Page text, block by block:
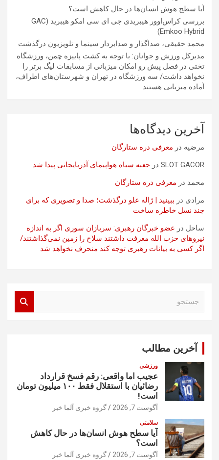
آیا سطح هوش انسان‌ها در حال کاهش است؟
بررسی کراس‌اوور هیبریدی جی ای سی امکو هیبرید (GAC
Emkoo Hybrid)
محمد حقیقی، صداگذار و صدابردار سینما و تلویزیون درگذشت
مدیرکل ورزش و جوانان: با توجه به کشت پاییزه چمن، ورزشگاه
تختی در فصل پیش رو امکان میزبانی از مسابقات لیگ برتر را
نخواهد داشت/ سه ورزشگاه در تهران و شهرستان‌های اطراف،
آماده میزبانی هستند
آخرین دیدگاه‌ها
مرضیه در معرفی دره ستارگان
SLOT GACOR در جعبه سیاه هواپیمای آذربایجانی پیدا شد
محمد در معرفی دره ستارگان
مرادی در ببینید | ژاله علو درگذشت؛ صدا و تصویری که برای
چند نسل خاطره ساخت
ساحل در عضو خبرگان رهبری: سربازان سوری اگر به اندازه
نیروهای حزب الله معرفت داشتند سلاح را زمین نمی‌گذاشتند/
اگر کسی به بیانات رهبری توجه کند منحرف نخواهد شد
آخرین مطالب
ورزشی
عجیب اما واقعی: رقم فسخ قرارداد
رضائیان با استقلال فقط ۱۰۰ میلیون تومان
است!
آگوست 7, 2026 گروه خبری آلما خبر
سلامتی
آیا سطح هوش انسان‌ها در حال کاهش
است؟
آگوست 7, 2026 گروه خبری آلما خبر